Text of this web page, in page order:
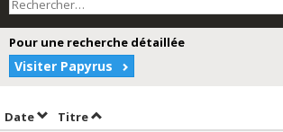
Pour une recherche détaillée
Visiter Papyrus
DateTrier par date en ordre croissant
TitreTrier par titre en ordre croissant